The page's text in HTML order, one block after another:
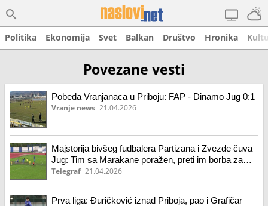
Politika Ekonomija Svet Balkan Društvo Hronika
Povezane vesti
Pobeda Vranjanaca u Priboju: FAP - Dinamo Jug 0:1
Vranje news 21.04.2026
Majstorija bivšeg fudbalera Partizana i Zvezde čuva
Jug: Tim sa Marakane poražen, preti im borba za
opstanak
Telegraf 21.04.2026
Prva liga: Đuričković iznad Priboja, pao i Grafičar